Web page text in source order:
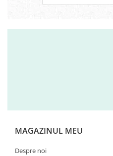
MAGAZINUL MEU
Despre noi